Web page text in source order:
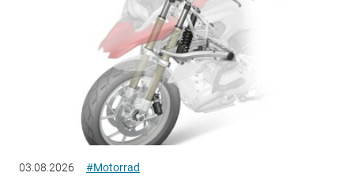
03.08.2026 #Motorrad